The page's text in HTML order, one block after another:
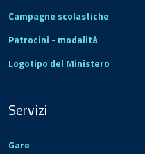
Campagne scolastiche
Patrocini - modalità
Logotipo del Ministero
Servizi
Gare